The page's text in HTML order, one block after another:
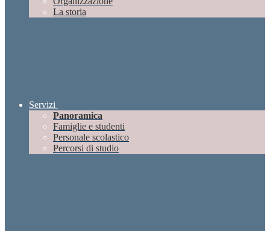
La storia
Servizi
Panoramica
Famiglie e studenti
Personale scolastico
Percorsi di studio